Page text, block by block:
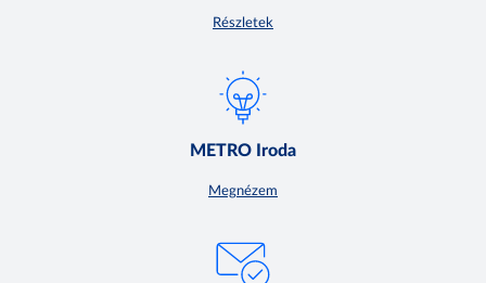
Részletek
METRO Iroda
Megnézem